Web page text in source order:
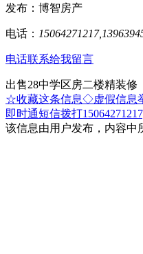
发布：博智房产
电话：
电话联系给我留言
出售28中学区房二楼精装修
☆收藏这条信息◇虚假信息
即时通短信拨打
该信息由用户发布，内容中